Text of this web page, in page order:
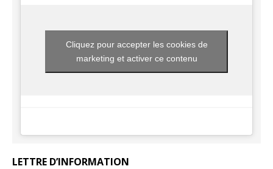
Cliquez pour accepter les cookies de
marketing et activer ce contenu
LETTRE D’INFORMATION